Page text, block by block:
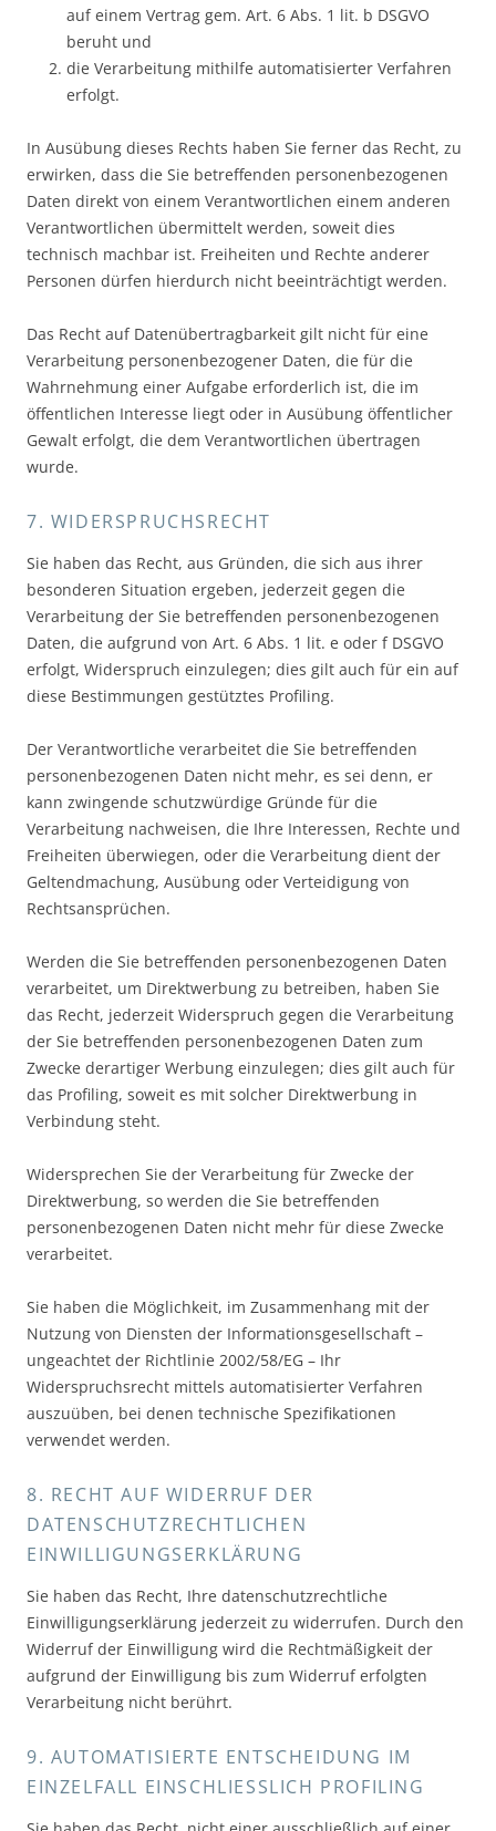
auf einem Vertrag gem. Art. 6 Abs. 1 lit. b DSGVO
beruht und
die Verarbeitung mithilfe automatisierter Verfahren
erfolgt.
In Ausübung dieses Rechts haben Sie ferner das Recht, zu
erwirken, dass die Sie betreffenden personenbezogenen
Daten direkt von einem Verantwortlichen einem anderen
Verantwortlichen übermittelt werden, soweit dies
technisch machbar ist. Freiheiten und Rechte anderer
Personen dürfen hierdurch nicht beeinträchtigt werden.
Das Recht auf Datenübertragbarkeit gilt nicht für eine
Verarbeitung personenbezogener Daten, die für die
Wahrnehmung einer Aufgabe erforderlich ist, die im
öffentlichen Interesse liegt oder in Ausübung öffentlicher
Gewalt erfolgt, die dem Verantwortlichen übertragen
wurde.
7. WIDERSPRUCHSRECHT
Sie haben das Recht, aus Gründen, die sich aus ihrer
besonderen Situation ergeben, jederzeit gegen die
Verarbeitung der Sie betreffenden personenbezogenen
Daten, die aufgrund von Art. 6 Abs. 1 lit. e oder f DSGVO
erfolgt, Widerspruch einzulegen; dies gilt auch für ein auf
diese Bestimmungen gestütztes Profiling.
Der Verantwortliche verarbeitet die Sie betreffenden
personenbezogenen Daten nicht mehr, es sei denn, er
kann zwingende schutzwürdige Gründe für die
Verarbeitung nachweisen, die Ihre Interessen, Rechte und
Freiheiten überwiegen, oder die Verarbeitung dient der
Geltendmachung, Ausübung oder Verteidigung von
Rechtsansprüchen.
Werden die Sie betreffenden personenbezogenen Daten
verarbeitet, um Direktwerbung zu betreiben, haben Sie
das Recht, jederzeit Widerspruch gegen die Verarbeitung
der Sie betreffenden personenbezogenen Daten zum
Zwecke derartiger Werbung einzulegen; dies gilt auch für
das Profiling, soweit es mit solcher Direktwerbung in
Verbindung steht.
Widersprechen Sie der Verarbeitung für Zwecke der
Direktwerbung, so werden die Sie betreffenden
personenbezogenen Daten nicht mehr für diese Zwecke
verarbeitet.
Sie haben die Möglichkeit, im Zusammenhang mit der
Nutzung von Diensten der Informationsgesellschaft –
ungeachtet der Richtlinie 2002/58/EG – Ihr
Widerspruchsrecht mittels automatisierter Verfahren
auszuüben, bei denen technische Spezifikationen
verwendet werden.
8. RECHT AUF WIDERRUF DER
DATENSCHUTZRECHTLICHEN
EINWILLIGUNGSERKLÄRUNG
Sie haben das Recht, Ihre datenschutzrechtliche
Einwilligungserklärung jederzeit zu widerrufen. Durch den
Widerruf der Einwilligung wird die Rechtmäßigkeit der
aufgrund der Einwilligung bis zum Widerruf erfolgten
Verarbeitung nicht berührt.
9. AUTOMATISIERTE ENTSCHEIDUNG IM
EINZELFALL EINSCHLIESSLICH PROFILING